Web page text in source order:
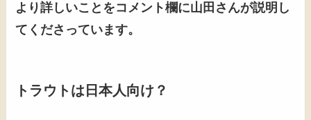
より詳しいことをコメント欄に山田さんが説明し
てくださっています。
トラウトは日本人向け？